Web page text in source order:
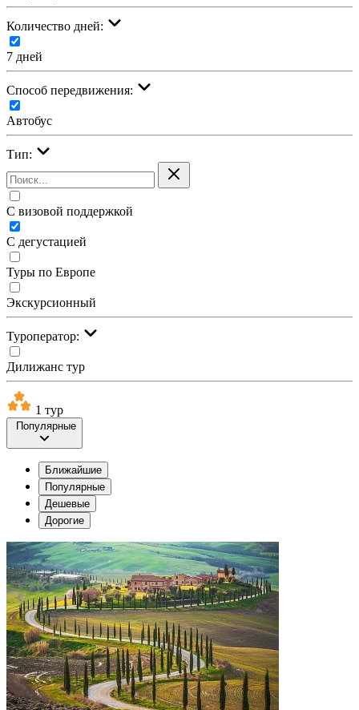
Количество дней:
7 дней
Cпособ передвижения:
Автобус
Тип:
С визовой поддержкой
С дегустацией
Туры по Европе
Экскурсионный
Туроператор:
Дилижанс тур
1 тур
Популярные
Ближайшие
Популярные
Дешевые
Дорогие